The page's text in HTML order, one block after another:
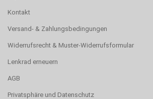
Kontakt
Versand- & Zahlungsbedingungen
Widerrufsrecht & Muster-Widerrufsformular
Lenkrad erneuern
AGB
Privatsphäre und Datenschutz